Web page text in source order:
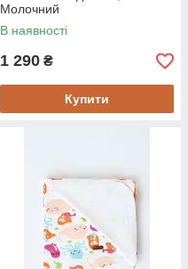
Молочний
В наявності
1 290 ₴
Купити